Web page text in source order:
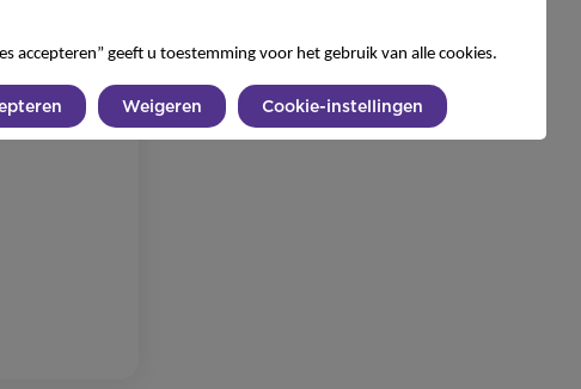
accepteren” geeft u toestemming voor het gebruik van alle cookies.
Weigeren Cookie-instellingen